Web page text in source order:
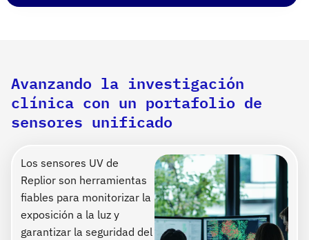
Avanzando la investigación
clínica con un portafolio de
sensores unificado
Los sensores UV de
Replior son herramientas
fiables para monitorizar la
exposición a la luz y
garantizar la seguridad del